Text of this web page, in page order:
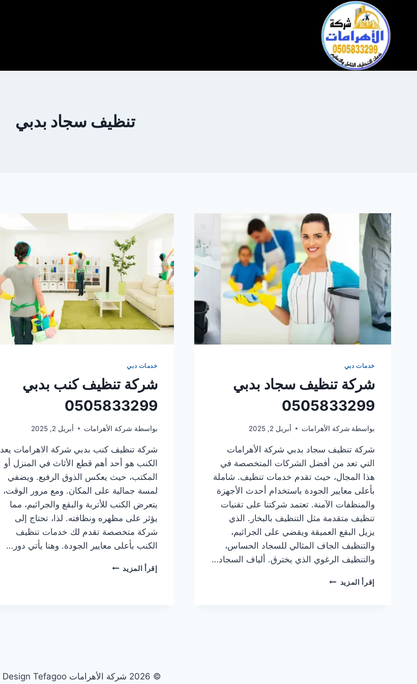
المحتوى
تنظيف سجاد بدبي
خدمات دبي
شركة تنظيف سجاد بدبي
0505833299
بواسطة شركة الأهرامات أبريل 2, 2025
شركة تنظيف سجاد بدبي شركة الأهرامات
التي تعد من أفضل الشركات المتخصصة في
هذا المجال، حيث تقدم خدمات تنظيف. شاملة
بأعلى معايير الجودة باستخدام أحدث الأجهزة
والمنظفات الآمنة. تعتمد شركتنا على تقنيات
تنظيف متقدمة مثل التنظيف بالبخار. الذي
يزيل البقع العميقة ويقضي على الجراثيم،
والتنظيف الجاف المثالي للسجاد الحساس،
والتنظيف الرغوي الذي يخترق. ألياف السجاد…
إقرأ المزيد شركة
خدمات دبي
شركة تنظيف كنب بدبي
0505833299
بواسطة شركة الأهرامات أبريل 2, 2025
شركة تنظيف كنب بدبي شركة الاهرامات يعد
الكنب هو أحد أهم قطع الأثاث في المنزل أو
المكتب، حيث يعكس الذوق الرفيع. ويضفي
لمسة جمالية على المكان. ومع مرور الوقت،
يتعرض الكنب للأتربة والبقع والجراثيم، مما
يؤثر على مظهره ونظافته. لذا، تحتاج إلى
شركة متخصصة تقدم لك خدمات تنظيف
الكنب بأعلى معايير الجودة. وهنا يأتي دور…
إقرأ المزيد شركة
© 2026 شركة الأهرامات By Design Tefagoo